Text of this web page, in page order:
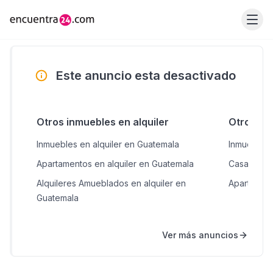
Este anuncio esta desactivado
Otros inmuebles en alquiler
Inmuebles en alquiler en Guatemala
Apartamentos en alquiler en Guatemala
Alquileres Amueblados en alquiler en
Guatemala
Otros
Inmuebles
Casas en
Ver más anuncios